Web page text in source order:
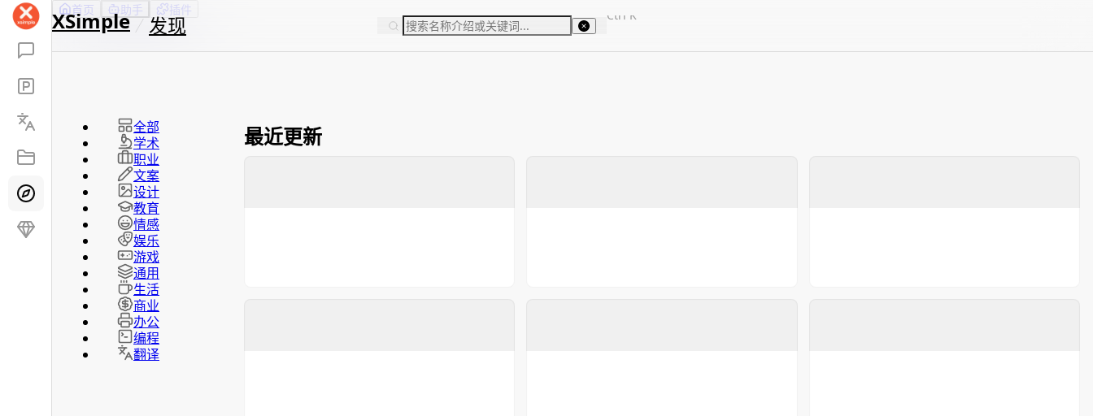
XSimple 发现 Ctrl K
首页 助手 插件
全部
学术
职业
文案
设计
教育
情感
娱乐
游戏
通用
生活
商业
办公
编程
翻译
最近更新